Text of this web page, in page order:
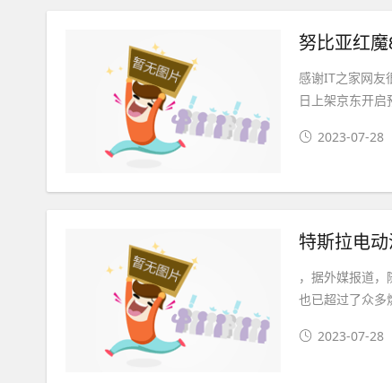
感谢IT之家网友
日上架京东开
2023-07-28
特斯拉电
，据外媒报道
也已超过了众多
2023-07-28